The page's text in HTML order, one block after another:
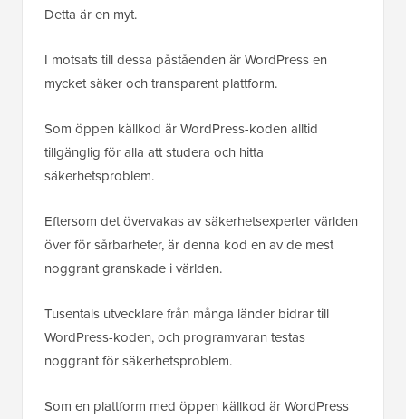
Detta är en myt.
I motsats till dessa påståenden är WordPress en
mycket säker och transparent plattform.
Som öppen källkod är WordPress-koden alltid
tillgänglig för alla att studera och hitta
säkerhetsproblem.
Eftersom det övervakas av säkerhetsexperter världen
över för sårbarheter, är denna kod en av de mest
noggrant granskade i världen.
Tusentals utvecklare från många länder bidrar till
WordPress-koden, och programvaran testas
noggrant för säkerhetsproblem.
Som en plattform med öppen källkod är WordPress